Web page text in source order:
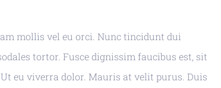
mollis vel eu orci. Nunc tincidunt dui
tortor. Fusce dignissim faucibus est, sit
eu viverra dolor. Mauris at velit purus. Duis